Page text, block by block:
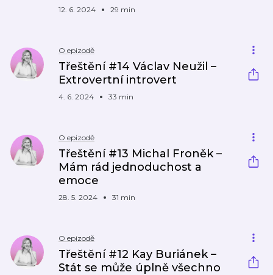
12. 6. 2024 29 min
O epizodě
Třeštění #14 Václav Neužil –
Extrovertní introvert
4. 6. 2024 33 min
O epizodě
Třeštění #13 Michal Froněk –
Mám rád jednoduchost a
emoce
28. 5. 2024 31 min
O epizodě
Třeštění #12 Kay Buriánek –
Stát se může úplně všechno